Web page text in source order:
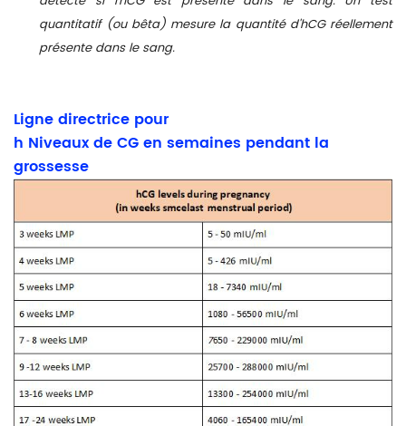
quantitatif (ou bêta) mesure la quantité d'hCG réellement
présente dans le sang.
Ligne directrice pour
h Niveaux de CG en semaines pendant la
grossesse